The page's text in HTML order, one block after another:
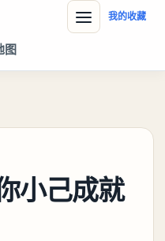
图
我的收藏
小己成就